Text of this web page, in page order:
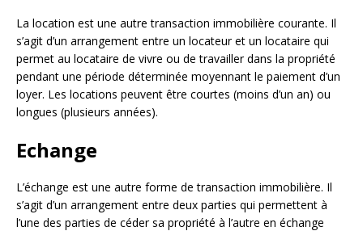
La location est une autre transaction immobilière courante. Il
s’agit d’un arrangement entre un locateur et un locataire qui
permet au locataire de vivre ou de travailler dans la propriété
pendant une période déterminée moyennant le paiement d’un
loyer. Les locations peuvent être courtes (moins d’un an) ou
longues (plusieurs années).
Echange
L’échange est une autre forme de transaction immobilière. Il
s’agit d’un arrangement entre deux parties qui permettent à
l’une des parties de céder sa propriété à l’autre en échange